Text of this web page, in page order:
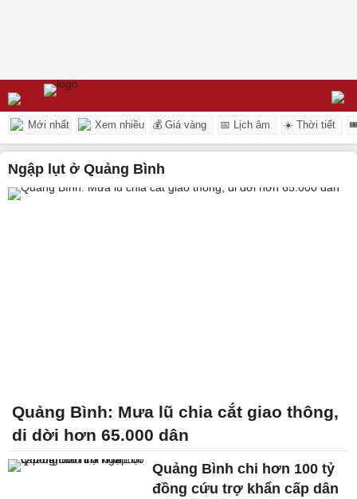
Mới nhất Xem nhiều 💰 Giá vàng 📅 Lịch âm ☀️ Thời tiết
ngập lụt ở Quảng Bình
Quảng Bình: Mưa lũ chia cắt giao thông,
di dời hơn 65.000 dân
Quảng Bình chi hơn 100 tỷ
đồng cứu trợ khẩn cấp dân